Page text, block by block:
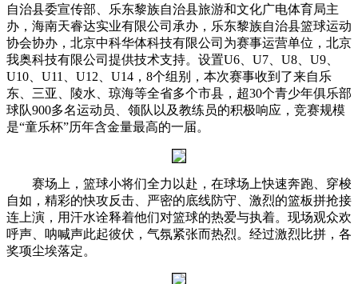
自治县委宣传部、乐东黎族自治县旅游和文化广电体育局主
办，海南天睿达实业有限公司承办，乐东黎族自治县篮球运动
协会协办，北京中科华体科技有限公司为赛事运营单位，北京
我奥科技有限公司提供技术支持。设置U6、U7、U8、U9、
U10、U11、U12、U14，8个组别，本次赛事收到了来自乐
东、三亚、陵水、琼海等全省多个市县，超30个青少年俱乐部
球队900多名运动员、领队以及教练员的积极响应，竞赛规模
是“童乐杯”历年含金量最高的一届。
赛场上，篮球小将们全力以赴，在球场上快速奔跑、穿梭
自如，精彩的快攻反击、严密的底线防守、激烈的篮板拼抢接
连上演，用汗水诠释着他们对篮球的热爱与执着。现场观众欢
呼声、呐喊声此起彼伏，气氛紧张而热烈。经过激烈比拼，各
奖项尘埃落定。